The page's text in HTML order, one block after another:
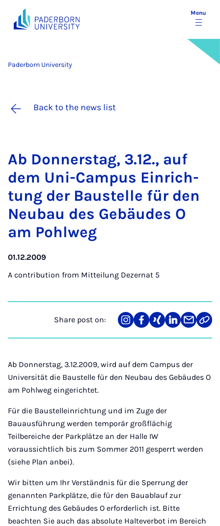
Menu
Paderborn University
Back to the news list
Ab Don­ner­stag, 3.12., auf
dem Uni-Cam­pus Ein­rich­
tung der Baus­telle für den
Neubau des Ge­bäudes O
am Pohl­weg
01.12.2009
A contribution from Mitteilung Dezernat 5
Share post on:
Share
on
Teilen
auf
Teilen
auf
Teilen
auf
Teilen
über
Link
Ab Donnerstag, 3.12.2009, wird auf dem Campus der
Universität die Baustelle für den Neubau des Gebäudes O
am Pohlweg eingerichtet.
Für die Baustelleinrichtung und im Zuge der
Bauausführung werden temporär großflächig
Teilbereiche der Parkplätze an der Halle IW
voraussichtlich bis zum Sommer 2011 gesperrt werden
(siehe Plan anbei).
Wir bitten um Ihr Verständnis für die Sperrung der
genannten Parkplätze, die für den Bauablauf zur
Errichtung des Gebäudes O erforderlich ist. Bitte
beachten Sie auch das absolute Halteverbot im Bereich